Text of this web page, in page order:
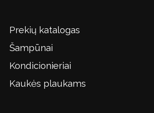
Prekių katalogas
Šampūnai
Kondicionieriai
Kaukės plaukams